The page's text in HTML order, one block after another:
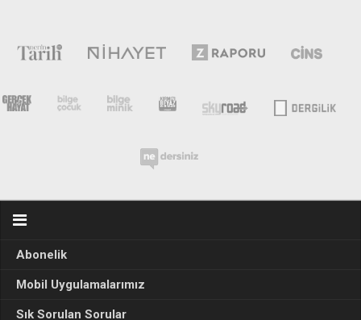
Abonelik
Mobil Uygulamalarımız
Sık Sorulan Sorular